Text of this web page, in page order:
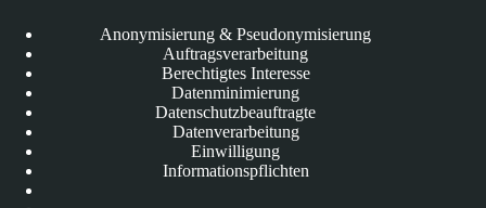
Anonymisierung & Pseudonymisierung
Auftragsverarbeitung
Berechtigtes Interesse
Datenminimierung
Datenschutzbeauftragte
Datenverarbeitung
Einwilligung
Informationspflichten